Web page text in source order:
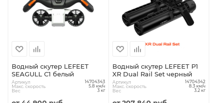
Водный скутер LEFEET
SEAGULL C1 белый
Артикул 14704343
Макс. скорость 5.8 км/ч
Вес 3 кг
Водный скутер LEFEET P1
XR Dual Rail Set черный
Артикул 14704342
Макс. скорость 8.3 км/ч
Вес 3.2 кг